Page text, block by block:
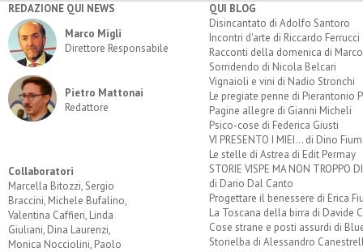
REDAZIONE QUI NEWS
Marco Migli
Direttore Responsabile
Pietro Mattonai
Redattore
Collaboratori
Marcella Bitozzi, Sergio
Braccini, Michele Bufalino,
Valentina Caffieri, Linda
Giuliani, Dina Laurenzi,
Monica Nocciolini, Paolo
QUI BLOG
Disincantato di Adolfo Santoro
Incontri d'arte di Riccardo Ferrucci
Racconti della domenica di
Sorridendo di Nicola Belcari
Vignaioli e vini di Nadio Stronchi
Le pregiate penne di Pierantonio
Pagine allegre di Gianni Micheli
Psico-cose di Federica Giusti
VI PRESENTO I MIEI... di Dino
Le stelle di Astrea di Edit Permay
STORIE VISPE MA NON TROPPO
di Dario Dal Canto
Progettare il benessere di Erica
La Toscana della birra di Davide
Cose strane e posti assurdi di
Storielba di Alessandro